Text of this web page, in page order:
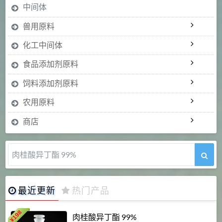
中间体
兽用原料
化工中间体
食品添加剂原料
饲料添加剂原料
农用原料
商店
肉桂酸异丁酯 99%
最近更新 热门产品
¥
198 肉桂酸异丁酯 99%